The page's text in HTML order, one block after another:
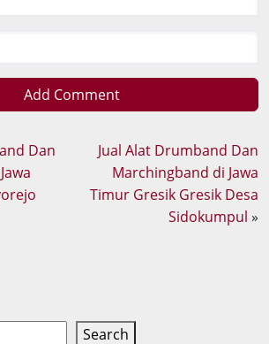
Add Comment
Dan
Jual Alat Drumband Dan
Marchingband di Jawa
Timur Gresik Gresik Desa
Sidokumpul »
Search